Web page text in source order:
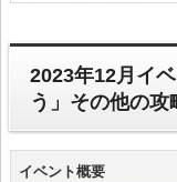
2023年12月イ
う」その他の攻
イベント概要